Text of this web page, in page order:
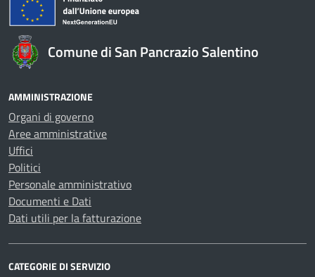
Comune di San Pancrazio Salentino
AMMINISTRAZIONE
Organi di governo
Aree amministrative
Uffici
Politici
Personale amministrativo
Documenti e Dati
Dati utili per la fatturazione
CATEGORIE DI SERVIZIO